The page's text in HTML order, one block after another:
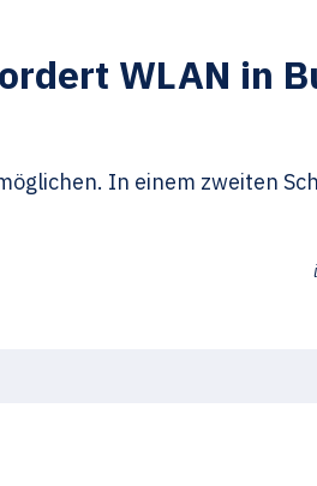
WLAN in
In einem zweiten